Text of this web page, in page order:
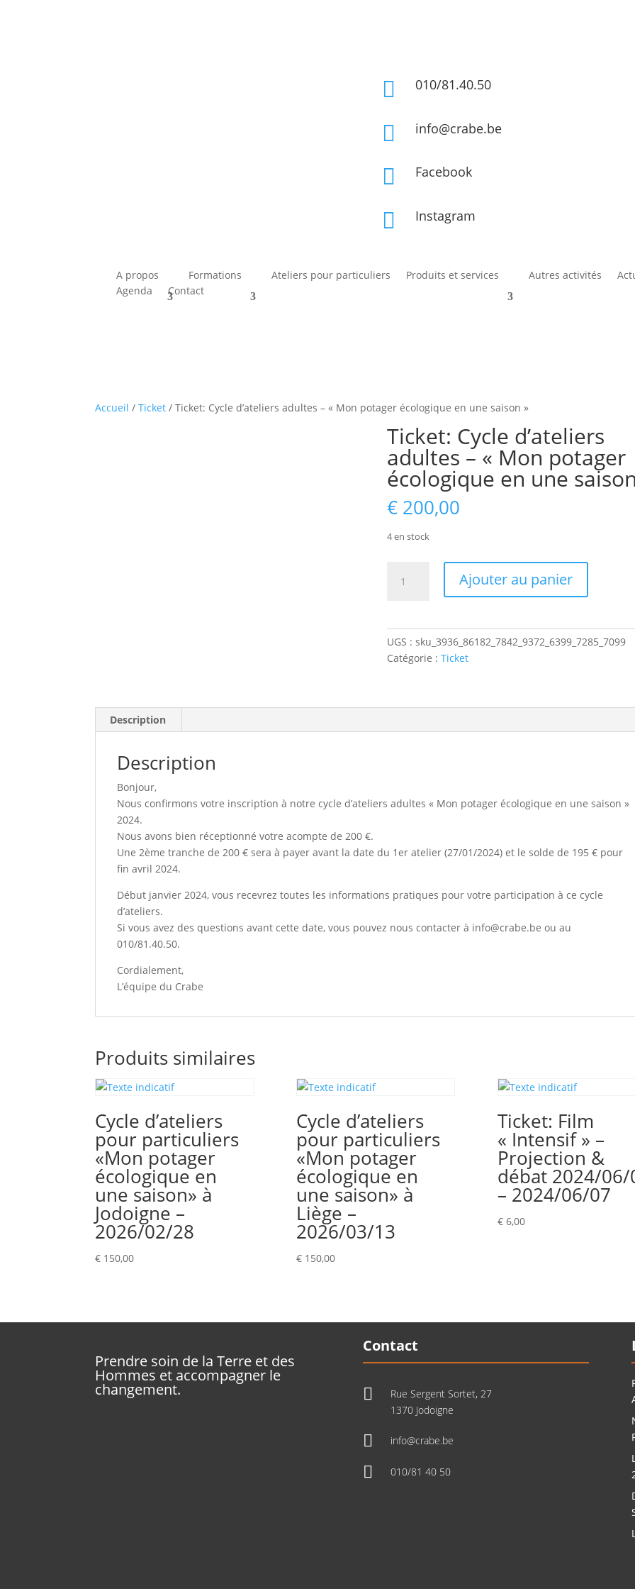
 010/81.40.50
 info@crabe.be
 Facebook
 Instagram
A propos Formations Ateliers pour particuliers Produits et services Autres activités
Agenda
Contact
Accueil /Ticket / Ticket: Cycle d’ateliers adultes – « Mon potager écologique en une saison »
Ticket: Cycle d’ateliers
adultes – « Mon potager
écologique en une
€ 200,00
4 en stock
d’ateliers
adultes
écologique
Ajouter au panier
UGS :sku_3936_86182_7842_9372_6399_7285_7099
Catégorie :Ticket
Description
Description
Bonjour,
Nous confirmons votre inscription à notre cycle d’ateliers adultes « Mon potager écologique en une saison »
2024.
Nous avons bien réceptionné votre acompte de 200 €.
Une 2ème tranche de 200 € sera à payer avant la date du 1er atelier (27/01/2024) et le solde de 195 € pour
fin avril 2024.
Début janvier 2024, vous recevrez toutes les informations pratiques pour votre participation à ce cycle
d’ateliers.
Si vous avez des questions avant cette date, vous pouvez nous contacter à info@crabe.be ou au
010/81.40.50.
Cordialement,
L’équipe du Crabe
Produits similaires
Cycle d’ateliers
pour particuliers
«Mon potager
écologique en
une saison» à
Jodoigne –
2026/02/28
€ 150,00
Cycle d’ateliers
pour particuliers
«Mon potager
écologique en
une saison» à
Liège –
2026/03/13
€150,00
Ticket: Film
« Intensif » –
Projection &
débat 2024/06/
– 2024/06/07
€6,00
Prendre soin de la Terre et des
Hommes et accompagner le
changement.
Contact

Rue Sergent Sortet, 27
1370 Jodoigne
 info@crabe.be
 010/81 40 50